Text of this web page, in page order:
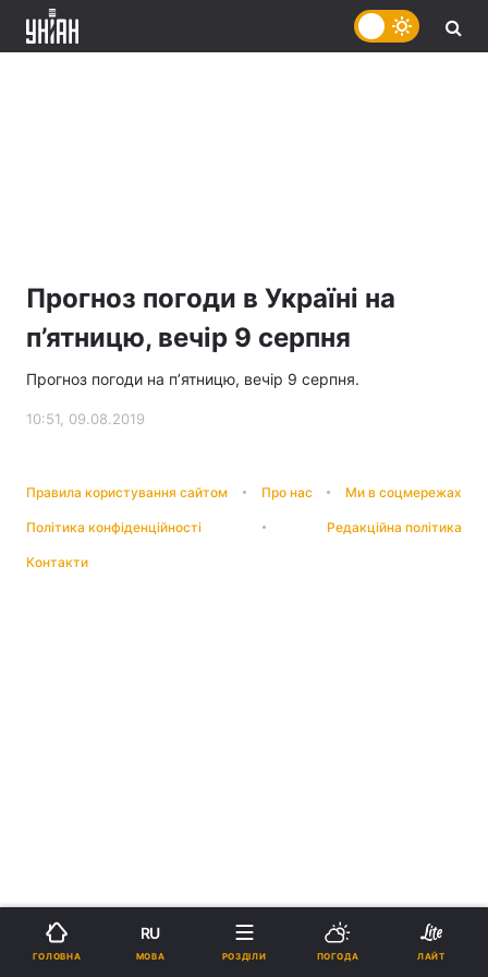
Прогноз погоди в Україні на
п’ятницю, вечір 9 серпня
Прогноз погоди на п’ятницю, вечір 9 серпня.
10:51, 09.08.2019
Правила користування сайтом Про нас Ми в соцмережах
Політика конфіденційності Редакційна політика
Контакти
ГОЛОВНА
RU
МОВА РОЗДІЛИ ПОГОДА ЛАЙТ